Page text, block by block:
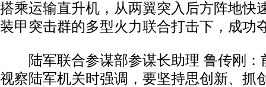
搭乘运输直升机，从两翼突入后方阵地快
装甲突击群的多型火力联合打击下，成功
陆军联合参谋部参谋长助理 鲁传刚：
视察陆军机关时强调，要坚持思创新、抓
动